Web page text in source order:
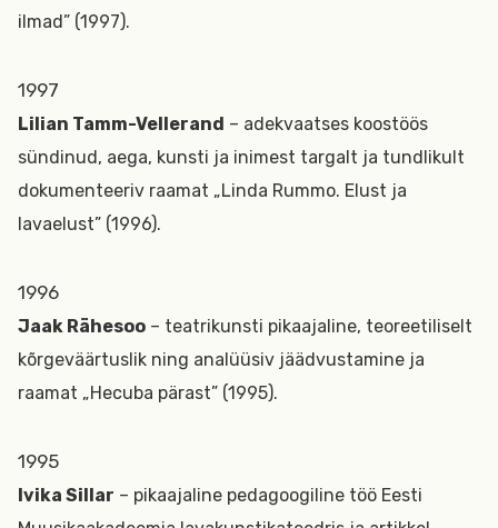
ilmad” (1997).
1997
Lilian Tamm-Vellerand – adekvaatses koostöös
sündinud, aega, kunsti ja inimest targalt ja tundlikult
dokumenteeriv raamat „Linda Rummo. Elust ja
lavaelust” (1996).
1996
Jaak Rähesoo – teatrikunsti pikaajaline, teoreetiliselt
kõrgeväärtuslik ning analüüsiv jäädvustamine ja
raamat „Hecuba pärast” (1995).
1995
Ivika Sillar – pikaajaline pedagoogiline töö Eesti